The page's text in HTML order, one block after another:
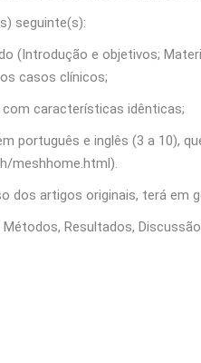
seguinte(s):
(Introdução e objetivos;
casos clínicos;
características idênticas;
português e inglês (3 a 10),
meshhome.html).
dos artigos originais, terá em
Resultados,